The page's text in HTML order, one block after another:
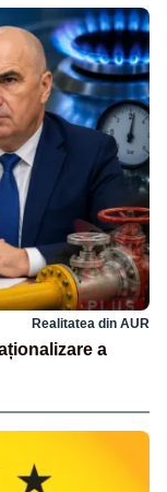
Realitatea din AUR
a